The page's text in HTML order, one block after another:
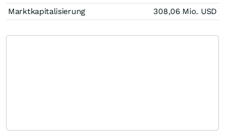
Marktkapitalisierung
308,06 Mio. USD